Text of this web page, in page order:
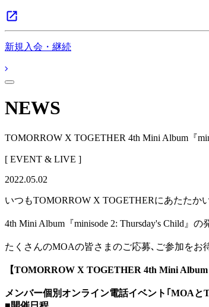
新規入会・継続
NEWS
TOMORROW X TOGETHER 4th Mini Album『
[ EVENT & LIVE ]
2022.05.02
いつもTOMORROW X TOGETHERにあたたか
4th Mini Album『minisode 2: Thursday's Child』
たくさんのMOAの皆さまのご応募､ご参加をお
【TOMORROW X TOGETHER 4th Mini
メンバー個別オンライン電話イベント｢MOAと